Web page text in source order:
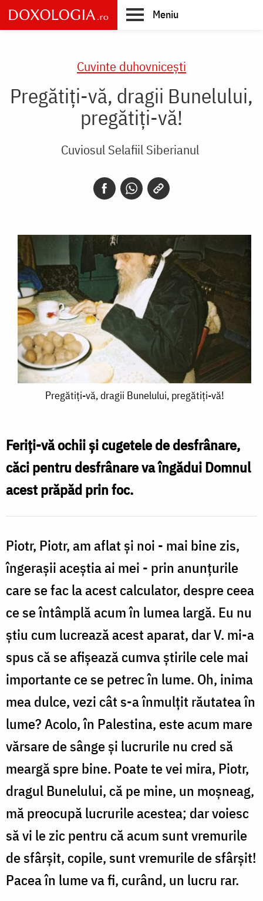
Skip
to
main
Meniu
Cuvinte duhovnicești
Pregătiţi-vă, dragii Bunelului,
pregătiţi-vă!
Cuviosul Selafiil Siberianul
Pregătiţi-
Bunelului,
pregătiţi-
vă!
Pregătiţi-vă, dragii Bunelului, pregătiţi-vă!
Feriţi-vă ochii şi cugetele de desfrânare,
căci pentru desfrânare va îngădui Domnul
acest prăpăd prin foc.
Piotr, Piotr, am aflat şi noi - mai bine zis,
îngeraşii aceştia ai mei - prin anunţurile
care se fac la acest calculator, despre ceea
ce se întâmplă acum în lumea largă. Eu nu
ştiu cum lucrează acest aparat, dar V. mi-a
spus că se afişează cumva ştirile cele mai
importante ce se petrec în lume. Oh, inima
mea dulce, vezi cât s-a înmulţit răutatea în
lume? Acolo, în Palestina, este acum mare
vărsare de sânge şi lucrurile nu cred să
meargă spre bine. Poate te vei mira, Piotr,
dragul Bunelului, că pe mine, un moşneag,
mă preocupă lucrurile acestea; dar voiesc
să vi le zic pentru că acum sunt vremurile
de sfârşit, copile, sunt vremurile de sfârşit!
Pacea în lume va fi, curând, un lucru rar.